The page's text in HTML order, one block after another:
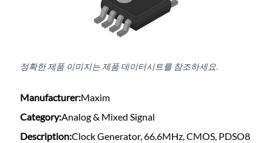
정확한 제품 이미지는 제품 데이터시트를 참조하세요.
Manufacturer:Maxim
Category:Analog & Mixed Signal
Description:Clock Generator, 66.6MHz, CMOS, PDSO8